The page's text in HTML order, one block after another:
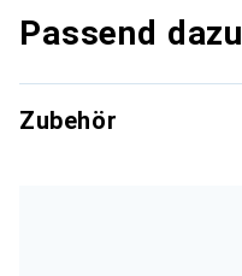
Passend dazu
Zubehör